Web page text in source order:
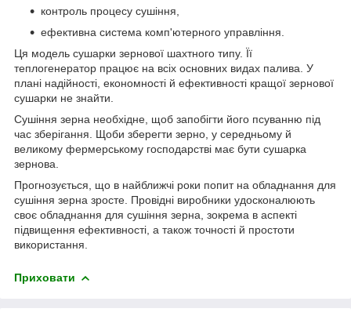
контроль процесу сушіння,
ефективна система комп'ютерного управління.
Ця модель сушарки зернової шахтного типу. Її
теплогенератор працює на всіх основних видах палива. У
плані надійності, економності й ефективності кращої зернової
сушарки не знайти.
Сушіння зерна необхідне, щоб запобігти його псуванню під
час зберігання. Щоби зберегти зерно, у середньому й
великому фермерському господарстві має бути сушарка
зернова.
Прогнозується, що в найближчі роки попит на обладнання для
сушіння зерна зросте. Провідні виробники удосконалюють
своє обладнання для сушіння зерна, зокрема в аспекті
підвищення ефективності, а також точності й простоти
використання.
Приховати